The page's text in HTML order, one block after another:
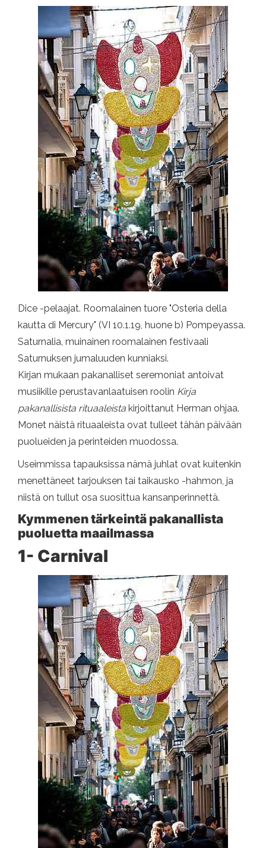
Dice -pelaajat. Roomalainen tuore "Osteria della
kautta di Mercury" (VI 10.1.19, huone b) Pompeyassa.
Saturnalia, muinainen roomalainen festivaali
Saturnuksen jumaluuden kunniaksi.
Kirjan mukaan pakanalliset seremoniat antoivat
musiikille perustavanlaatuisen roolin Kirja
pakanallisista rituaaleista kirjoittanut Herman ohjaa.
Monet näistä rituaaleista ovat tulleet tähän päivään
puolueiden ja perinteiden muodossa.
Useimmissa tapauksissa nämä juhlat ovat kuitenkin
menettäneet tarjouksen tai taikausko -hahmon, ja
niistä on tullut osa suosittua kansanperinnettä.
Kymmenen tärkeintä pakanallista
puoluetta maailmassa
1- Carnival